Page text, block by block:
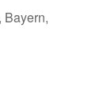
Bayern,